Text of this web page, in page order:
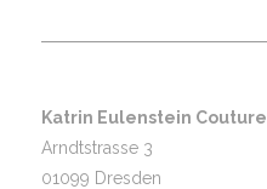
Katrin Eulenstein Couture
Arndtstrasse 3
01099 Dresden